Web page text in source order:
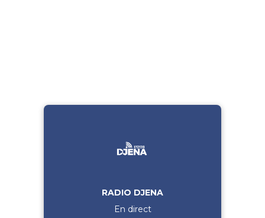
RADIO DJENA
En direct